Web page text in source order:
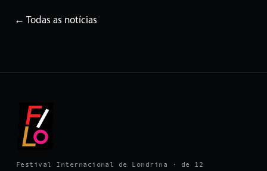
← Todas as notícias
Festival Internacional de Londrina · de 12